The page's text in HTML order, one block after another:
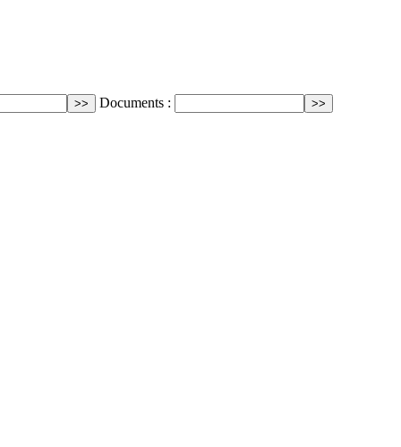
Documents :